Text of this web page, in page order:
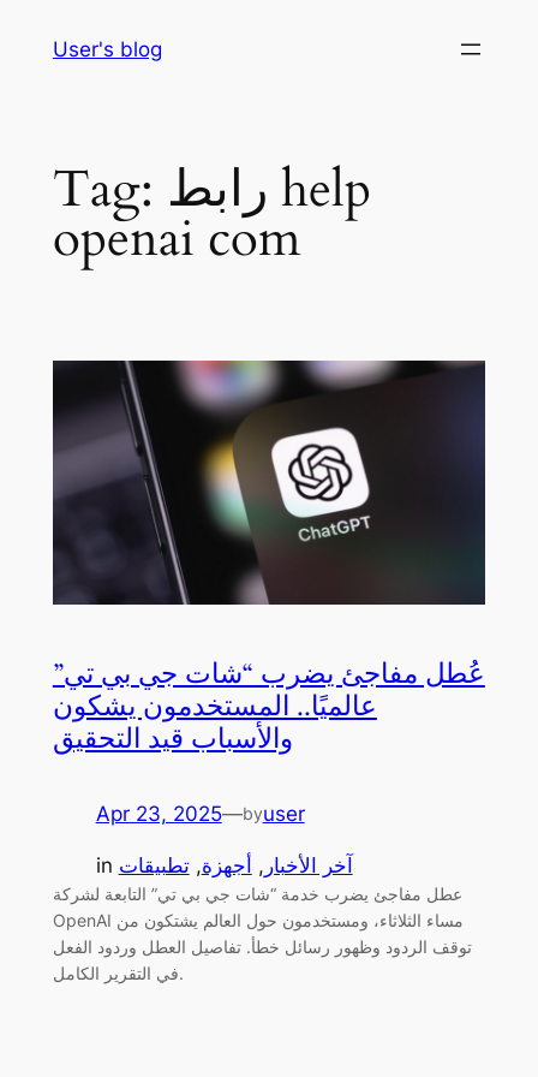
User's blog
Tag: رابط help
openai com
عُطل مفاجئ يضرب “شات جي بي تي”
عالميًا.. المستخدمون يشكون
والأسباب قيد التحقيق
Apr 23, 2025—byuser
in آخر الأخبار , أجهزة, تطبيقات
عطل مفاجئ يضرب خدمة “شات جي بي تي” التابعة لشركة
OpenAI مساء الثلاثاء، ومستخدمون حول العالم يشتكون من
توقف الردود وظهور رسائل خطأ. تفاصيل العطل وردود الفعل
في التقرير الكامل.